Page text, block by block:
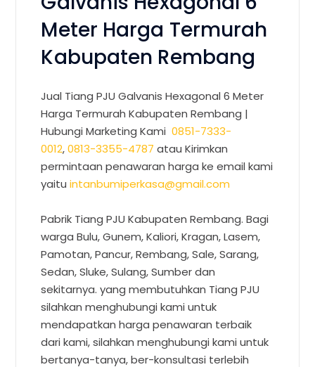
Meter Harga Termurah
Kabupaten Rembang
Jual Tiang PJU Galvanis Hexagonal 6 Meter
Harga Termurah Kabupaten Rembang |
Hubungi Marketing Kami0851-7333-
0012,0813-3355-4787 atau Kirimkan
permintaan penawaran harga ke email kami
yaituintanbumiperkasa@gmail.com
Pabrik Tiang PJU Kabupaten Rembang. Bagi
warga Bulu, Gunem, Kaliori, Kragan, Lasem,
Pamotan, Pancur, Rembang, Sale, Sarang,
Sedan, Sluke, Sulang, Sumber dan
sekitarnya. yang membutuhkan Tiang PJU
silahkan menghubungi kami untuk
mendapatkan harga penawaran terbaik
dari kami, silahkan menghubungi kami untuk
bertanya-tanya, ber-konsultasi terlebih